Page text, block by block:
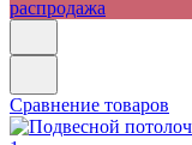
распродажа
Сравнение товаров